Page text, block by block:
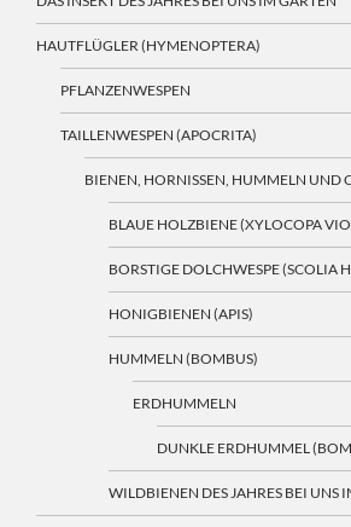
HAUTFLÜGLER (HYMENOPTERA)
PFLANZENWESPEN
TAILLENWESPEN (APOCRITA)
BIENEN, HORNISSEN, HUMMELN UND
BLAUE HOLZBIENE (XYLOCOPA
BORSTIGE DOLCHWESPE (SCOLIA
HONIGBIENEN (APIS)
HUMMELN (BOMBUS)
ERDHUMMELN
DUNKLE ERDHUMMEL
WILDBIENEN DES JAHRES BEI UNS